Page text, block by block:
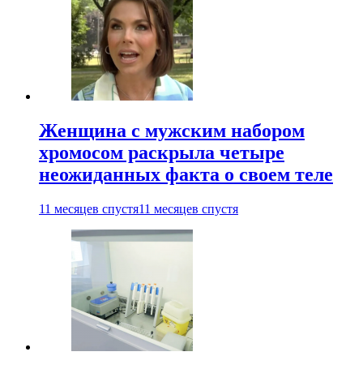
Женщина с мужским набором
хромосом раскрыла четыре
неожиданных факта о своем теле
11 месяцев спустя11 месяцев спустя